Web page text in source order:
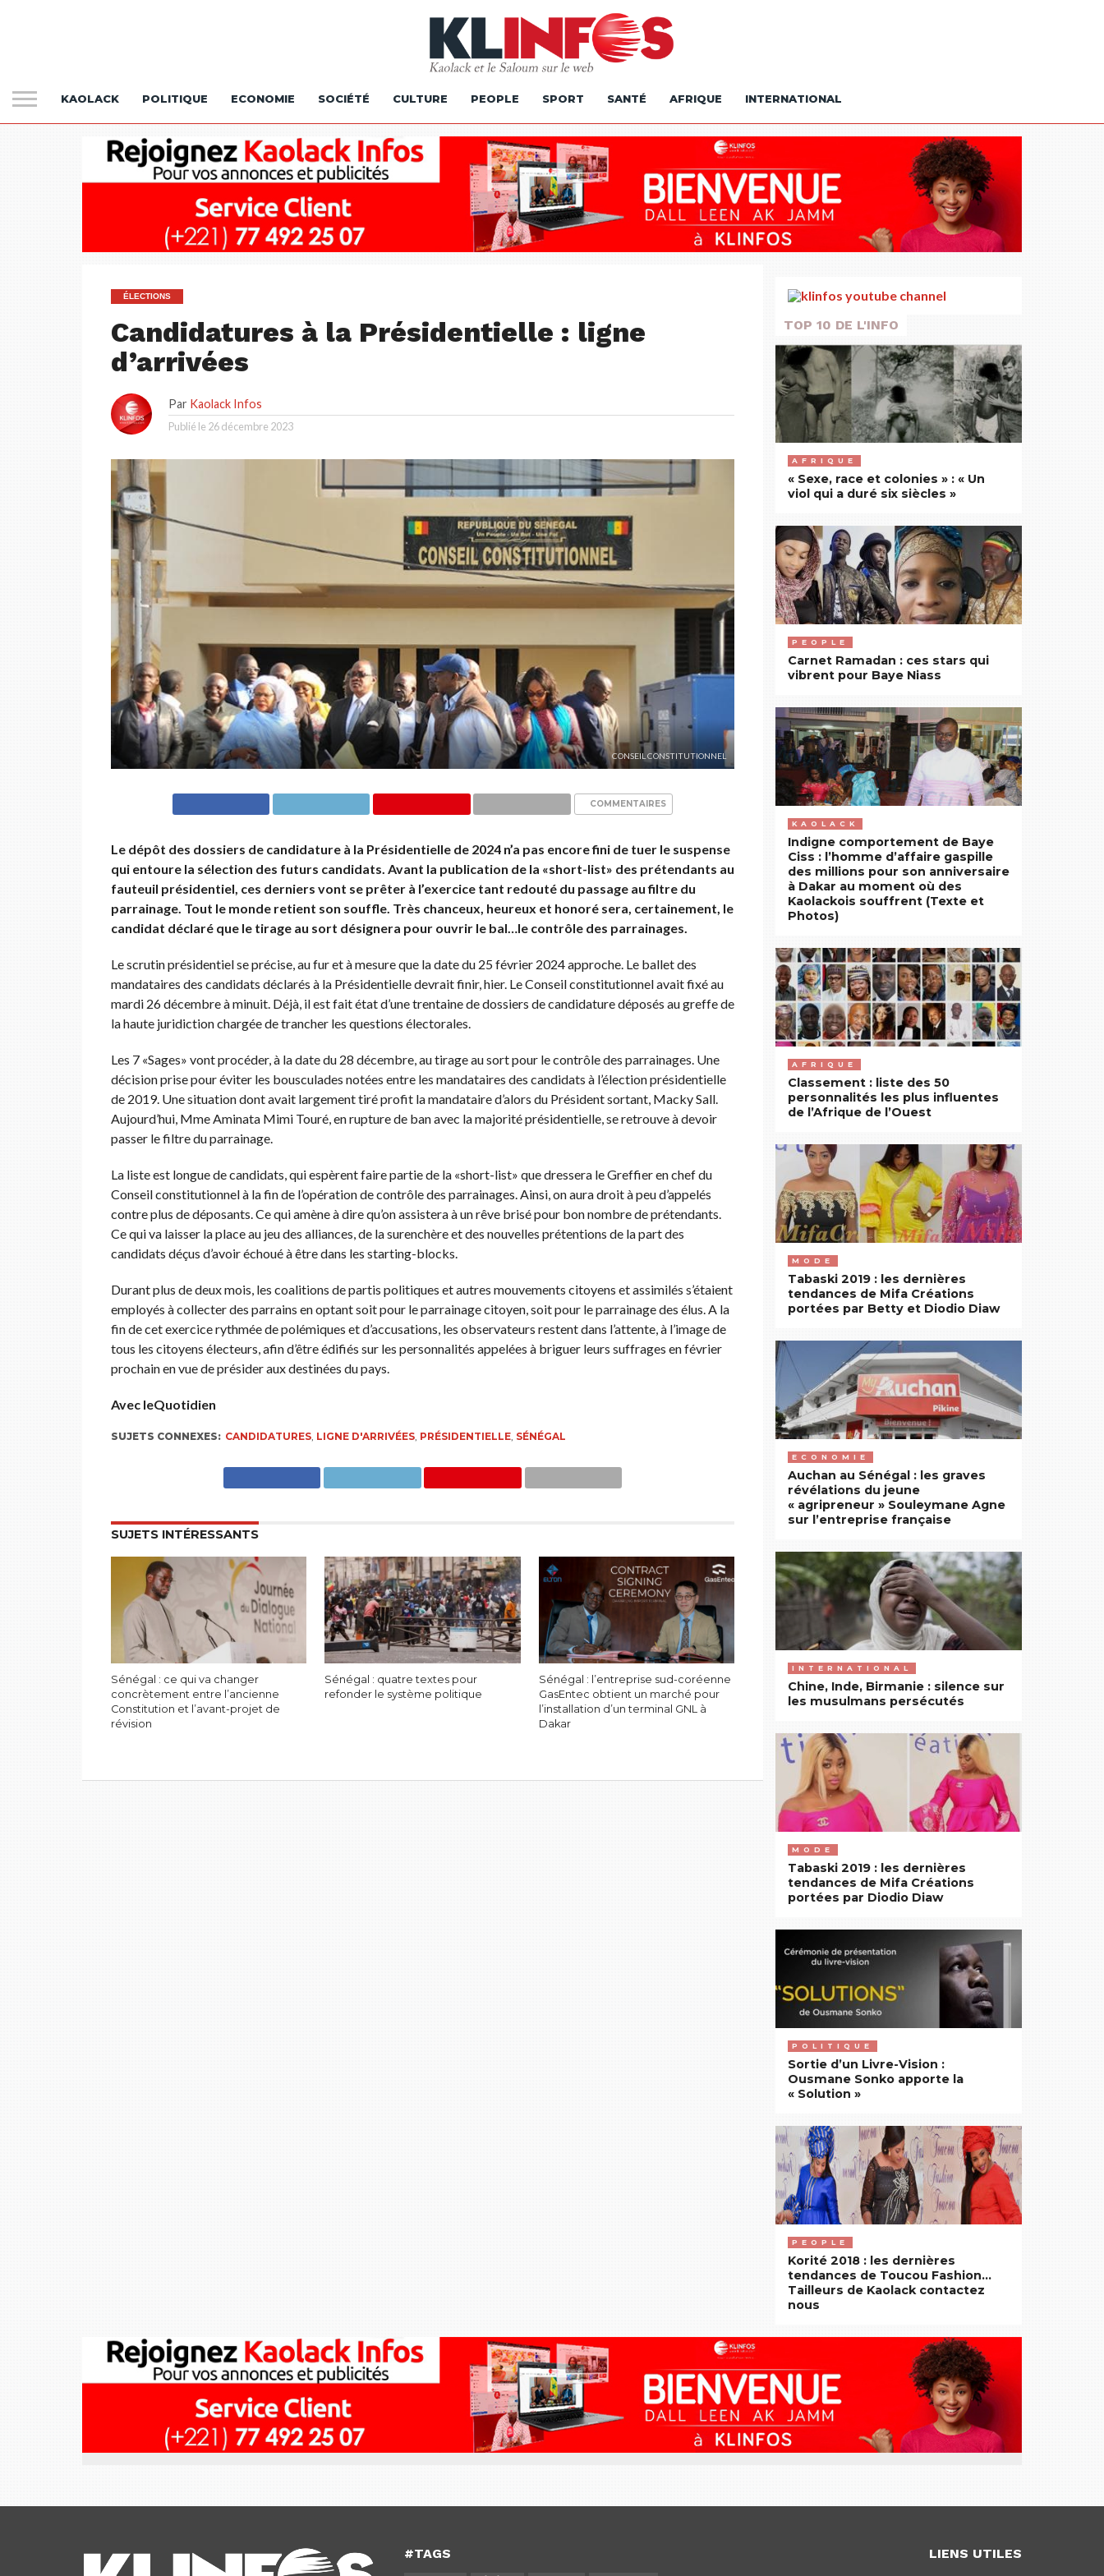
KAOLACK POLITIQUE ECONOMIE SOCIÉTÉ CULTURE PEOPLE SPORT SANTÉ AFRIQUE INTERNATIONAL
ÉLECTIONS
Candidatures à la Présidentielle : ligne
d’arrivées
Par Kaolack Infos
Publié le 26 décembre 2023
CONSEIL CONSTITUTIONNEL
COMMENTAIRES
Le dépôt des dossiers de candidature à la Présidentielle de 2024 n’a pas encore fini de tuer le suspense
qui entoure la sélection des futurs candidats. Avant la publication de la «short-list» des prétendants au
fauteuil présidentiel, ces derniers vont se prêter à l’exercice tant redouté du passage au filtre du
parrainage. Tout le monde retient son souffle. Très chanceux, heureux et honoré sera, certainement, le
candidat déclaré que le tirage au sort désignera pour ouvrir le bal…le contrôle des parrainages.
Le scrutin présidentiel se précise, au fur et à mesure que la date du 25 février 2024 approche. Le ballet des
mandataires des candidats déclarés à la Présidentielle devrait finir, hier. Le Conseil constitutionnel avait fixé au
mardi 26 décembre à minuit. Déjà, il est fait état d’une trentaine de dossiers de candidature déposés au greffe de
la haute juridiction chargée de trancher les questions électorales.
Les 7 «Sages» vont procéder, à la date du 28 décembre, au tirage au sort pour le contrôle des parrainages. Une
décision prise pour éviter les bousculades notées entre les mandataires des candidats à l’élection présidentielle
de 2019. Une situation dont avait largement tiré profit la mandataire d’alors du Président sortant, Macky Sall.
Aujourd’hui, Mme Aminata Mimi Touré, en rupture de ban avec la majorité présidentielle, se retrouve à devoir
passer le filtre du parrainage.
La liste est longue de candidats, qui espèrent faire partie de la «short-list» que dressera le Greffier en chef du
Conseil constitutionnel à la fin de l’opération de contrôle des parrainages. Ainsi, on aura droit à peu d’appelés
contre plus de déposants. Ce qui amène à dire qu’on assistera à un rêve brisé pour bon nombre de prétendants.
Ce qui va laisser la place au jeu des alliances, de la surenchère et des nouvelles prétentions de la part des
candidats déçus d’avoir échoué à être dans les starting-blocks.
Durant plus de deux mois, les coalitions de partis politiques et autres mouvements citoyens et assimilés s’étaient
employés à collecter des parrains en optant soit pour le parrainage citoyen, soit pour le parrainage des élus. A la
fin de cet exercice rythmée de polémiques et d’accusations, les observateurs restent dans l’attente, à l’image de
tous les citoyens électeurs, afin d’être édifiés sur les personnalités appelées à briguer leurs suffrages en février
prochain en vue de présider aux destinées du pays.
Avec leQuotidien
SUJETS CONNEXES: CANDIDATURES, LIGNE D'ARRIVÉES, PRÉSIDENTIELLE, SÉNÉGAL
SUJETS INTÉRESSANTS
Sénégal : ce qui va changer
concrètement entre l’ancienne
Constitution et l’avant-projet de
révision
Sénégal : quatre textes pour
refonder le système politique
Sénégal : l’entreprise sud-coréenne
GasEntec obtient un marché pour
l’installation d’un terminal GNL à
Dakar
TOP 10 DE L'INFO
AFRIQUE
« Sexe, race et colonies » : « Un
viol qui a duré six siècles »
PEOPLE
Carnet Ramadan : ces stars qui
vibrent pour Baye Niass
KAOLACK
Indigne comportement de Baye
Ciss : l’homme d’affaire gaspille
des millions pour son anniversaire
à Dakar au moment où des
Kaolackois souffrent (Texte et
Photos)
AFRIQUE
Classement : liste des 50
personnalités les plus influentes
de l’Afrique de l’Ouest
MODE
Tabaski 2019 : les dernières
tendances de Mifa Créations
portées par Betty et Diodio Diaw
ECONOMIE
Auchan au Sénégal : les graves
révélations du jeune
« agripreneur » Souleymane Agne
sur l’entreprise française
INTERNATIONAL
Chine, Inde, Birmanie : silence sur
les musulmans persécutés
MODE
Tabaski 2019 : les dernières
tendances de Mifa Créations
portées par Diodio Diaw
POLITIQUE
Sortie d’un Livre-Vision :
Ousmane Sonko apporte la
« Solution »
PEOPLE
Korité 2018 : les dernières
tendances de Toucou Fashion…
Tailleurs de Kaolack contactez
nous
#TAGS LIENS UTILES